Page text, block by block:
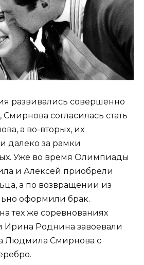
развивались совершенно
согласилась стать
а во-вторых, их
далеко за рамки
Уже во время Олимпиады
и Алексей приобрели
а по возвращении из
оформили брак.
тех же соревнованиях
Ирина Роднина завоевали
Людмила Смирнова с